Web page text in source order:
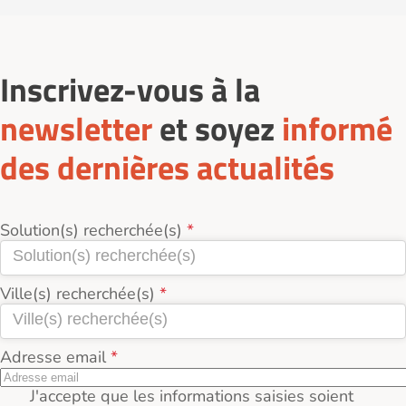
Inscrivez-vous à la
newsletteret soyez informé
des dernières actualités
Solution(s) recherchée(s)
Ville(s) recherchée(s)
Adresse email
J'accepte que les informations saisies soient